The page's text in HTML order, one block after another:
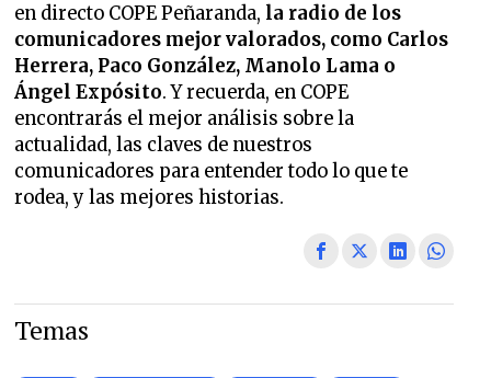
en directo COPE Peñaranda, la radio de los
comunicadores mejor valorados, como Carlos
Herrera, Paco González, Manolo Lama o
Ángel Expósito. Y recuerda, en COPE
encontrarás el mejor análisis sobre la
actualidad, las claves de nuestros
comunicadores para entender todo lo que te
rodea, y las mejores historias.
Temas